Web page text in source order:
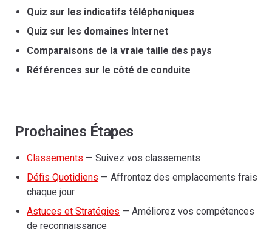
Quiz sur les indicatifs téléphoniques
Quiz sur les domaines Internet
Comparaisons de la vraie taille des pays
Références sur le côté de conduite
Prochaines Étapes
Classements — Suivez vos classements
Défis Quotidiens — Affrontez des emplacements frais
chaque jour
Astuces et Stratégies — Améliorez vos compétences
de reconnaissance